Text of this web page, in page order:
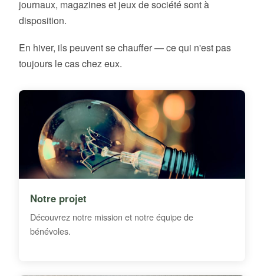
journaux, magazines et jeux de société sont à
disposition.
En hiver, ils peuvent se chauffer — ce qui n'est pas
toujours le cas chez eux.
Notre projet
Découvrez notre mission et notre équipe de
bénévoles.